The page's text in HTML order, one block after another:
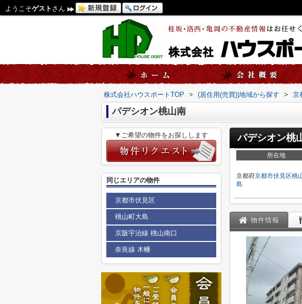
ようこそゲスト さん
株式会社ハウスポートTOP > (居住用(売買))地域から探す > 京
パデシオン桃山南
パデシオン桃
所在地
京都府京都市伏見区桃
島
物件情報
▼ご希望の物件をお探しします
同じエリアの物件
京都市伏見区
桃山町大島
京阪宇治線 桃山南口
奈良線 木幡